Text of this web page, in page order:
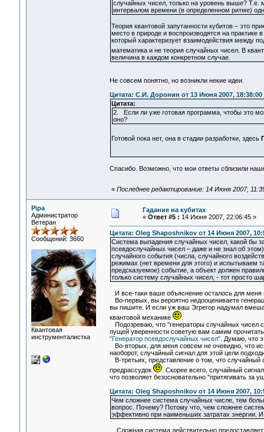
случайных чисел, только на уровень выше? Т.е.
интервалом времени (в определенном ритме)
Теория квантовой запутанности кубитов – это
место в природе и воспроизводятся на практике
который характеризует взаимодействия между
математика и не теория случайных чисел. В
величина в каждом конкретном случае.
Не совсем понятно, но возникли некие идеи.
Цитата: С.И. Доронин от 13 Июня 2007, 18:38:00
Цитата:
2. Если ли уже готовая программа, чтобы это
оно?
Готовой пока нет, она в стадии разработки, здесь
Спасибо. Возможно, что мои ответы сблизили
« Последнее редактирование: 14 Июня 2007,
Pipa
Администратор
Ветеран
Сообщений: 3660
Квантовая
инструменталистка
Гадание на кубитах
« Ответ #5 : 14 Июня 2007, 22:06:45 »
Цитата: Oleg Shaposhnikov от 14 Июня 2007,
Система выпадения случайных чисел, какой бы
псевдослучайных чисел – даже и не знал об
случайного события (числа, случайного
режимах (нет времени для этого) и испытываем
предсказуемое) событие, а объект должен
только систему случайных чисел, - тот просто
И все-таки ваше объяснение осталось для меня
Во-первых, вы вероятно недооцениваете
вы пишите. И если уж ваш Эгрегор надумал
квантовой механике
.
Подозреваю, что "генераторы случайных чисел
пущей уверенности советую вам самим
"Генератор псевдослучайных чисел". Думаю, что
Во-вторых, для меня совсем не очевидно, что
наоборот, случайный сигнал для этой цели
В-третьих, представление о том, что
предрассудок
. Скорее всего, случайный
что позволяет безосновательно "притягивать за
Цитата: Oleg Shaposhnikov от 14 Июня 2007,
Чем сложнее система случайных числе, тем
вопрос. Почему? Потому что, чем сложнее
эффективно при наименьших затратах энергии. И
Сложная система действительно